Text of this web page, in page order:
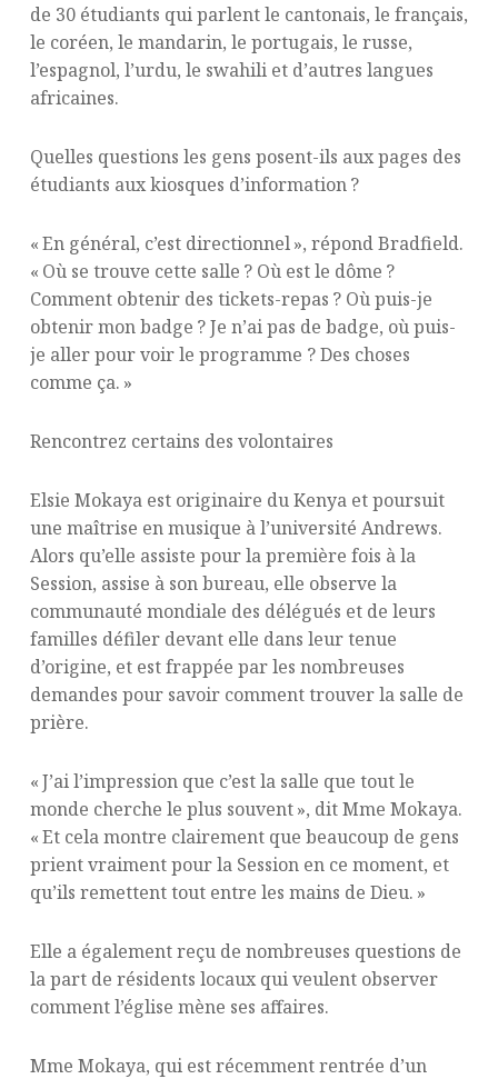
de 30 étudiants qui parlent le cantonais, le français,
le coréen, le mandarin, le portugais, le russe,
l’espagnol, l’urdu, le swahili et d’autres langues
africaines.
Quelles questions les gens posent-ils aux pages des
étudiants aux kiosques d’information ?
« En général, c’est directionnel », répond Bradfield.
« Où se trouve cette salle ? Où est le dôme ?
Comment obtenir des tickets-repas ? Où puis-je
obtenir mon badge ? Je n’ai pas de badge, où puis-
je aller pour voir le programme ? Des choses
comme ça. »
Rencontrez certains des volontaires
Elsie Mokaya est originaire du Kenya et poursuit
une maîtrise en musique à l’université Andrews.
Alors qu’elle assiste pour la première fois à la
Session, assise à son bureau, elle observe la
communauté mondiale des délégués et de leurs
familles défiler devant elle dans leur tenue
d’origine, et est frappée par les nombreuses
demandes pour savoir comment trouver la salle de
prière.
« J’ai l’impression que c’est la salle que tout le
monde cherche le plus souvent », dit Mme Mokaya.
« Et cela montre clairement que beaucoup de gens
prient vraiment pour la Session en ce moment, et
qu’ils remettent tout entre les mains de Dieu. »
Elle a également reçu de nombreuses questions de
la part de résidents locaux qui veulent observer
comment l’église mène ses affaires.
Mme Mokaya, qui est récemment rentrée d’un